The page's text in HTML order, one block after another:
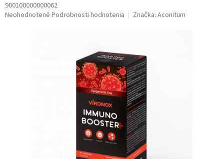
900100000000062
Priemerné
Neohodnotené Podrobnosti hodnotenia Značka: Aconitum